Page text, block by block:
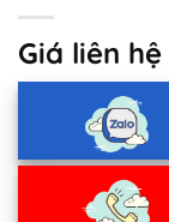
Giá liên hệ